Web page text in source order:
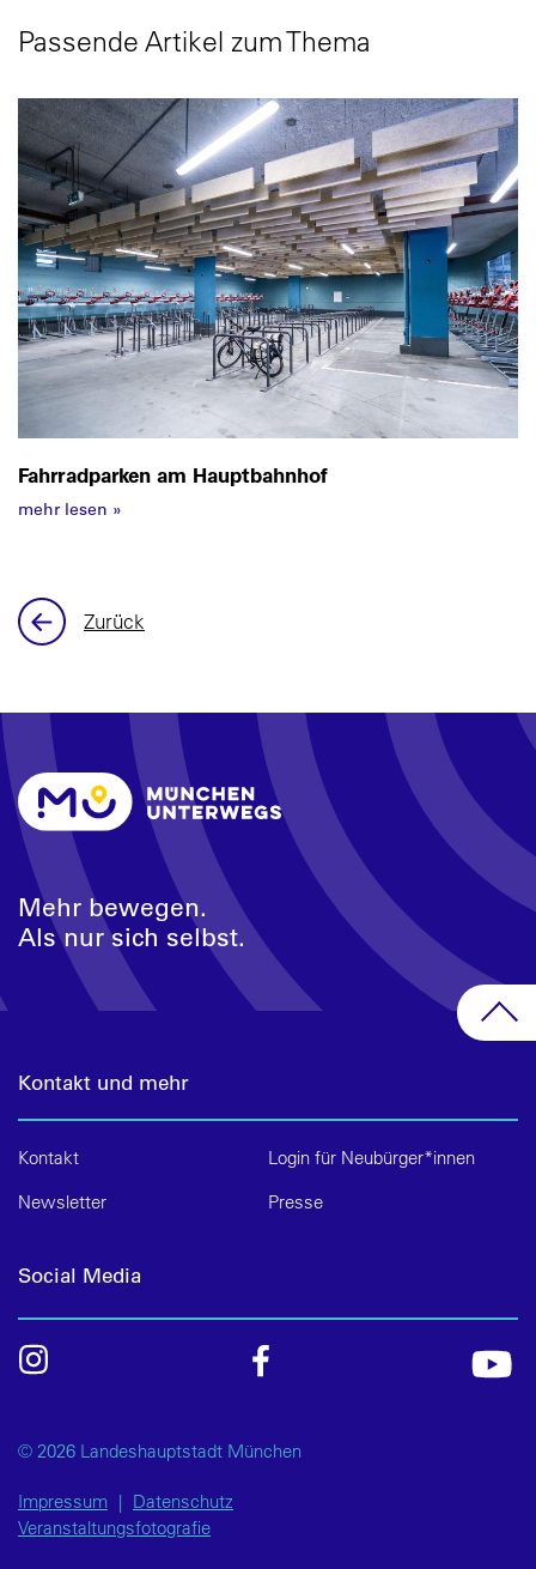
Passende Artikel zum Thema
Fahrradparken am Hauptbahnhof
mehr lesen »
Zurück
Mehr bewegen.
Als nur sich selbst.
Kontakt und mehr
Kontakt
Login für Neubürger*innen
Newsletter
Presse
Social Media
© 2026 Landeshauptstadt München
Impressum | Datenschutz
Veranstaltungsfotografie